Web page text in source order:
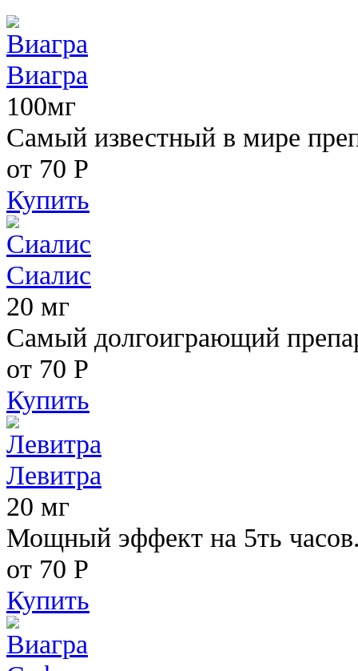
Виагра
100мг
Самый известный в мире
от 70 Р
Купить
Сиалис
20 мг
Самый долгоиграющий
от 70 Р
Купить
Левитра
20 мг
Мощный эффект на 5ть
от 70 Р
Купить